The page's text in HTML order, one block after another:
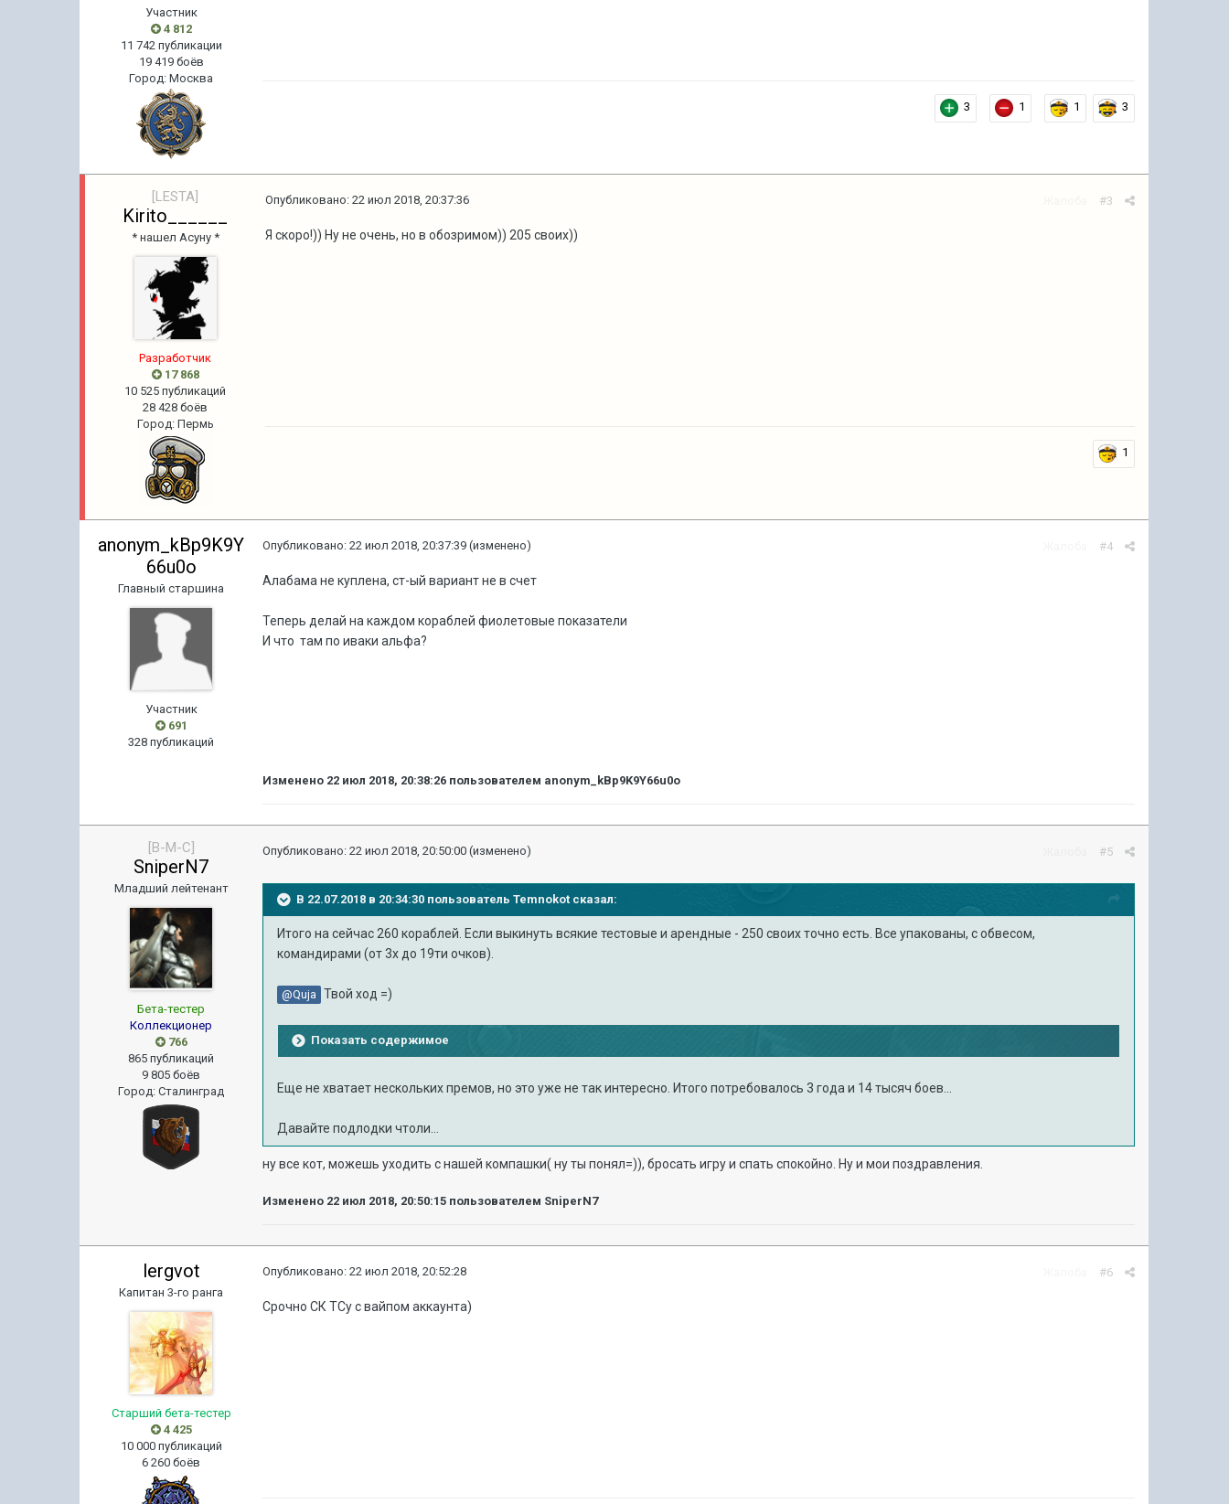
Участник
4 812
11 742 публикации
19 419 боёв
Город:Москва
3 1 1 3
[LESTA]
Kirito______
* нашел Асуну *
Разработчик
17 868
10 525 публикаций
28 428 боёв
Город: Пермь
#3
Опубликовано:22 июл 2018, 20:37:36
Я скоро!)) Ну не очень, но в обозримом)) 205 своих))
1
anonym_kBp9K9Y
66u0o
Главный старшина
Участник
691
328 публикаций
#4
Опубликовано:22 июл 2018, 20:37:39 (изменено)
Алабама не куплена, ст-ый вариант не в счет
Теперь делай на каждом кораблей фиолетовые показатели
И что там по иваки альфа?
Изменено 22 июл 2018, 20:38:26 пользователем anonym_kBp9K9Y66u0o
[B-M-C]
SniperN7
Младший лейтенант
Бета-тестер
Коллекционер
766
865 публикаций
9 805 боёв
Город:Сталинград
#5
Опубликовано:22 июл 2018, 20:50:00 (изменено)
В 22.07.2018 в 20:34:30 пользовательTemnokot сказал:
Итого на сейчас 260 кораблей. Если выкинуть всякие тестовые и арендные - 250 своих точно есть. Все упакованы, с обвесом,
командирами (от 3х до 19ти очков).
@Quja Твой ход =)
Показать содержимое
Еще не хватает нескольких премов, но это уже не так интересно. Итого потребовалось 3 года и 14 тысяч боев...
Давайте подлодки чтоли...
ну все кот, можешь уходить с нашей компашки( ну ты понял=)), бросать игру и спать спокойно. Ну и мои поздравления.
Изменено 22 июл 2018, 20:50:15 пользователем SniperN7
lergvot
Капитан 3-го ранга
Старший бета-тестер
4 425
10 000 публикаций
6 260 боёв
#6
Опубликовано:22 июл 2018, 20:52:28
Срочно СК ТСу с вайпом аккаунта)